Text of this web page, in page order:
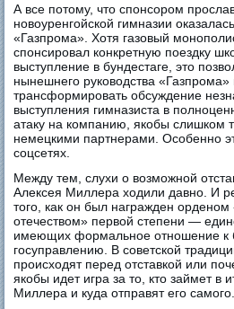
А все потому, что спонсором
новоуренгойской гимназии
«Газпрома». Хотя газовый
спонсировал конкретную поездку
выступление в бундестаге, это
нынешнего руководства «Газпрома»
трансформировать обсуждение
выступления гимназиста в
атаку на компанию, якобы слишком
немецкими партнерами. Особенно
соцсетях.
Между тем, слухи о возможной
Алексея Миллера ходили давно. И
того, как он был награжден орденом
отечеством» первой степени —
имеющих формальное отношение к
госуправлению. В советской
происходят перед отставкой или
якобы идет игра за то, кто займет в
Миллера и куда отправят его самого.